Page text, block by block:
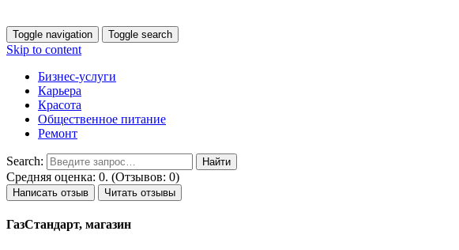
Toggle navigation Toggle search
Skip to content
Бизнес-услуги
Карьера
Красота
Общественное питание
Ремонт
Search:
Средняя оценка: 0. (Отзывов: 0)
Написать отзыв Читать отзывы
ГазСтандарт, магазин